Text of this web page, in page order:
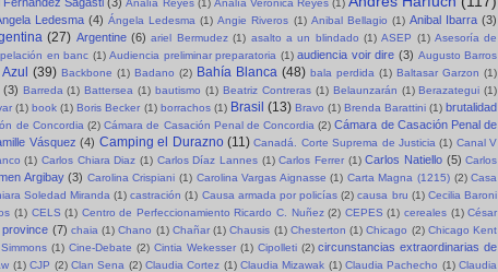
Ledesma (4) Ángela Ledesma (1) Angie Riveros (1) Anibal Bellagio (1) Anibal Ibarra (3)
(27) Argentine (6) ariel Bermudez (1) asalto a un blindado (1) ASEP (1) Asesoría de
en banc (1) Audiencia preliminar preparatoria (1) audiencia voir dire (3) Augusto Barros
Azul (39) Backbone (1) Badano (2) Bahía Blanca (48) bala perdida (1) Baltasar Garzon (1)
(3) Barreda (1) Battersea (1) bautismo (1) Beatriz Contreras (1) Belaunzarán (1) Berazategui (1)
(1) book (1) Boris Becker (1) borrachos (1) Brasil (13) Bravo (1) Brenda Barattini (1) brutalidad
de Concordia (2) Cámara de Casación Penal de Concordia (2) Cámara de Casación Penal de
Vásquez (4) Camping el Durazno (11) Canadá. Corte Suprema de Justicia (1) Canal V
(1) Carlos Chiara Diaz (1) Carlos Díaz Lannes (1) Carlos Ferrer (1) Carlos Natiello (5) Carlos
Argibay (3) Carolina Crispiani (1) Carolina Vargas Aignasse (1) Carta Magna (1215) (2) Casa
Soledad Miranda (1) castración (1) Causa armada por policías (2) causa bru (1) Cecilia Baroni
(1) CELS (1) Centro de Perfeccionamiento Ricardo C. Nuñez (2) CEPES (1) cereales (1) César
(7) chaia (1) Chano (1) Chañar (1) Chausis (1) Chesterton (1) Chicago (2) Chicago Kent
(1) Cine-Debate (2) Cintia Wekesser (1) Cipolleti (2) circunstancias extraordinarias de
(1) CJP (2) Clan Sena (2) Claudia Cortez (1) Claudia Mizawak (1) Claudia Pachecho (1) Claudia